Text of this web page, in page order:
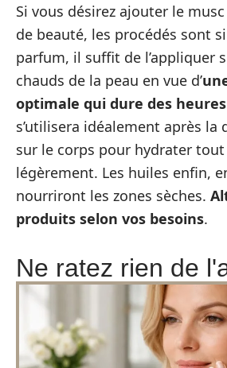
Si vous désirez ajouter le
de beauté, les procédés sont
parfum, il suffit de l’appliquer
chauds de la peau en vue d’
optimale qui dure des heures
s’utilisera idéalement après la
sur le corps pour hydrater
légèrement. Les huiles enfin,
nourriront les zones sèches.
produits selon vos besoins.
Ne ratez rien de